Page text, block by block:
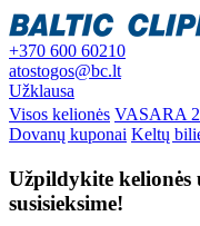
+370 600 60210
atostogos@bc.lt
Užklausa
Visos kelionės VASARA
Dovanų kuponai Keltų
Užpildykite kelionės
susisieksime!